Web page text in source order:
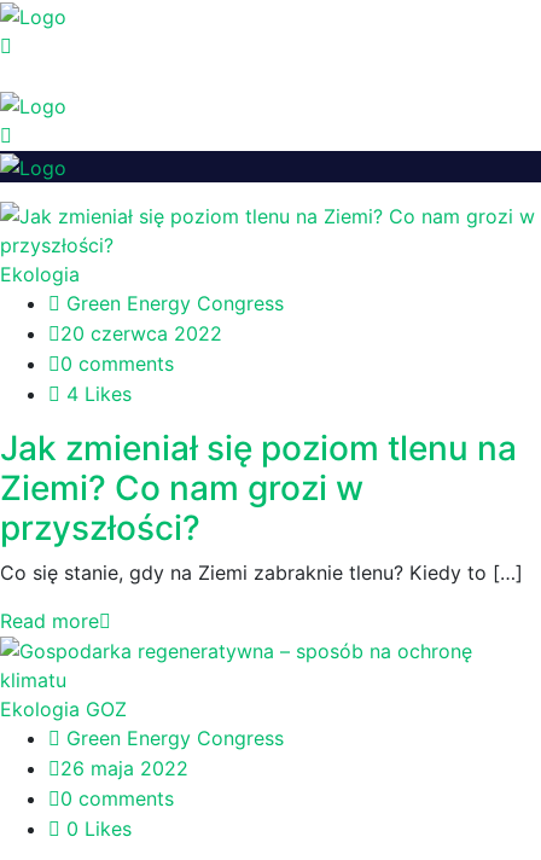
Ekologia
Green Energy Congress
20 czerwca 2022
0 comments
4 Likes
Jak zmieniał się poziom tlenu na
Ziemi? Co nam grozi w
przyszłości?
Co się stanie, gdy na Ziemi zabraknie tlenu? Kiedy to […]
Read more
Ekologia GOZ
Green Energy Congress
26 maja 2022
0 comments
0 Likes